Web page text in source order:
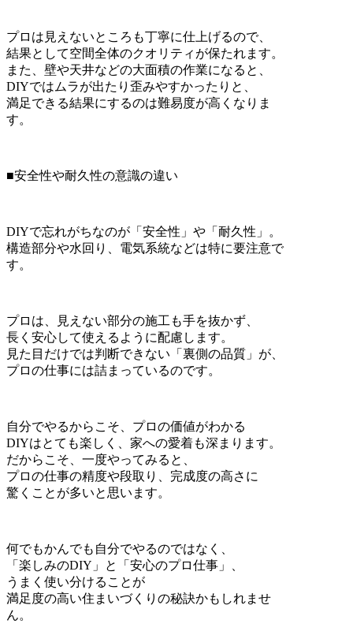
プロは見えないところも丁寧に仕上げるので、
結果として空間全体のクオリティが保たれます。
また、壁や天井などの大面積の作業になると、
DIYではムラが出たり歪みやすかったりと、
満足できる結果にするのは難易度が高くなりま
す。
■安全性や耐久性の意識の違い
DIYで忘れがちなのが「安全性」や「耐久性」。
構造部分や水回り、電気系統などは特に要注意で
す。
プロは、見えない部分の施工も手を抜かず、
長く安心して使えるように配慮します。
見た目だけでは判断できない「裏側の品質」が、
プロの仕事には詰まっているのです。
自分でやるからこそ、プロの価値がわかる
DIYはとても楽しく、家への愛着も深まります。
だからこそ、一度やってみると、
プロの仕事の精度や段取り、完成度の高さに
驚くことが多いと思います。
何でもかんでも自分でやるのではなく、
「楽しみのDIY」と「安心のプロ仕事」、
うまく使い分けることが
満足度の高い住まいづくりの秘訣かもしれませ
ん。